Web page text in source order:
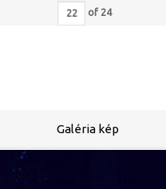
of 24
Galéria kép